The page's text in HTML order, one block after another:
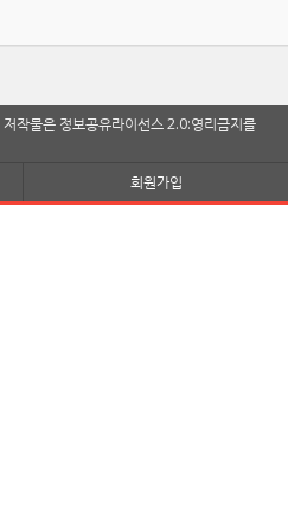
작물은 정보공유라이선스 2.0:영리금지를
회원가입